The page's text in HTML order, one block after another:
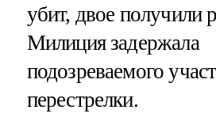
убит, двое получили
Милиция задержала
подозреваемого
перестрелки.